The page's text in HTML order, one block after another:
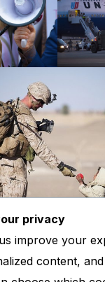
privacy
improve your
content,